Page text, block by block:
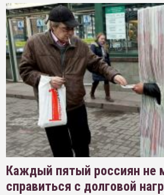
Каждый пятый россиян не
справиться с долговой